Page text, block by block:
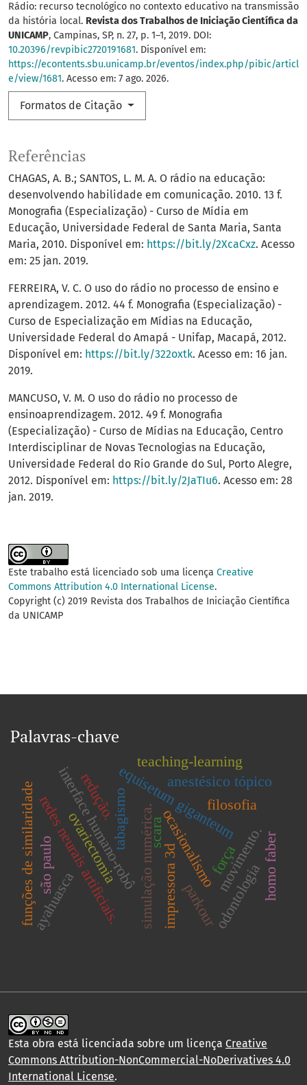
Rádio: recurso tecnológico no contexto educativo na transmissão
da história local. Revista dos Trabalhos de Iniciação Científica da
UNICAMP, Campinas, SP, n. 27, p. 1–1, 2019. DOI:
10.20396/revpibic2720191681. Disponível em:
https://econtents.sbu.unicamp.br/eventos/index.php/pibic/articl
e/view/1681. Acesso em: 7 ago. 2026.
Formatos de Citação
Referências
CHAGAS, A. B.; SANTOS, L. M. A. O rádio na educação:
desenvolvendo habilidade em comunicação. 2010. 13 f.
Monografia (Especialização) - Curso de Mídia em
Educação, Universidade Federal de Santa Maria, Santa
Maria, 2010. Disponível em: https://bit.ly/2XcaCxz. Acesso
em: 25 jan. 2019.
FERREIRA, V. C. O uso do rádio no processo de ensino e
aprendizagem. 2012. 44 f. Monografia (Especialização) -
Curso de Especialização em Mídias na Educação,
Universidade Federal do Amapá - Unifap, Macapá, 2012.
Disponível em: https://bit.ly/322oxtk. Acesso em: 16 jan.
2019.
MANCUSO, V. M. O uso do rádio no processo de
ensinoaprendizagem. 2012. 49 f. Monografia
(Especialização) - Curso de Mídias na Educação, Centro
Interdisciplinar de Novas Tecnologias na Educação,
Universidade Federal do Rio Grande do Sul, Porto Alegre,
2012. Disponível em: https://bit.ly/2JaTIu6. Acesso em: 28
jan. 2019.
Este trabalho está licenciado sob uma licença Creative
Commons Attribution 4.0 International License.
Copyright (c) 2019 Revista dos Trabalhos de Iniciação Científica
da UNICAMP
Palavras-chave
impressora 3d
scara
simulação numérica.
equisetum giganteum
ovariectomia
interface humano-robô
redes neurais artificiais.
ayahuasca
tabagismo
redução.
ocasionalismoforça
movimento.
anestésico tópico
odontologia
teaching-learning
parkour
funções de similaridade filosofia
são paulo homo faber
Esta obra está licenciada sobre um licença Creative
Commons Attribution-NonCommercial-NoDerivatives 4.0
International License.